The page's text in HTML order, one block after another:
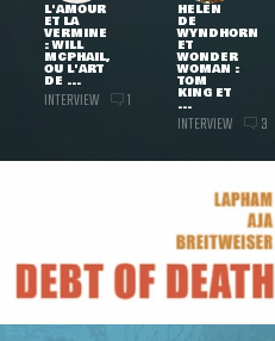
L'AMOUR
ET LA
VERMINE
: WILL
MCPHAIL,
OU L'ART
DE ...
INTERVIEW 1
HELEN
DE
WYNDHORN
ET
WONDER
WOMAN :
TOM
KING ET
...
INTERVIEW 3